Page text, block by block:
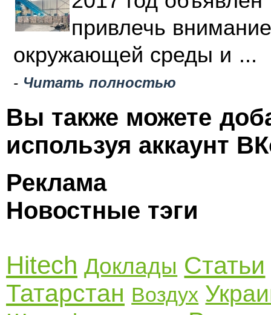
привлечь
окружающей среды и ...
- Читать полностью
Вы также можете
используя аккаунт
Реклама
Новостные тэги
Hitech Доклады Статьи
Татарстан Воздух